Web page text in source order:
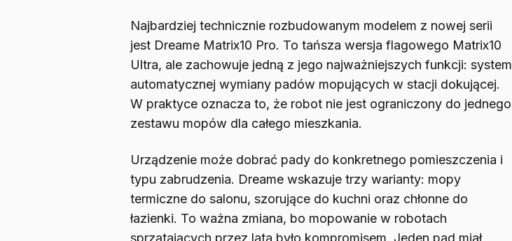
Najbardziej technicznie rozbudowanym modelem z nowej serii
jest Dreame Matrix10 Pro. To tańsza wersja flagowego Matrix10
Ultra, ale zachowuje jedną z jego najważniejszych funkcji: system
automatycznej wymiany padów mopujących w stacji dokującej.
W praktyce oznacza to, że robot nie jest ograniczony do jednego
zestawu mopów dla całego mieszkania.
Urządzenie może dobrać pady do konkretnego pomieszczenia i
typu zabrudzenia. Dreame wskazuje trzy warianty: mopy
termiczne do salonu, szorujące do kuchni oraz chłonne do
łazienki. To ważna zmiana, bo mopowanie w robotach
sprzątających przez lata było kompromisem. Jeden pad miał